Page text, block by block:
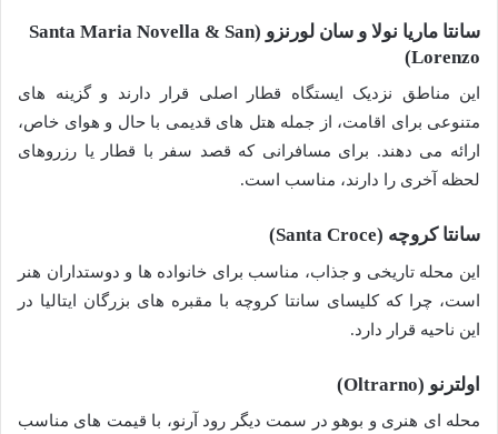
سانتا ماریا نولا و سان لورنزو (Santa Maria Novella & San
Lorenzo)
این مناطق نزدیک ایستگاه قطار اصلی قرار دارند و گزینه های
متنوعی برای اقامت، از جمله هتل های قدیمی با حال و هوای خاص،
ارائه می دهند. برای مسافرانی که قصد سفر با قطار یا رزروهای
لحظه آخری را دارند، مناسب است.
سانتا کروچه (Santa Croce)
این محله تاریخی و جذاب، مناسب برای خانواده ها و دوستداران هنر
است، چرا که کلیسای سانتا کروچه با مقبره های بزرگان ایتالیا در
این ناحیه قرار دارد.
اولترنو (Oltrarno)
محله ای هنری و بوهو در سمت دیگر رود آرنو، با قیمت های مناسب